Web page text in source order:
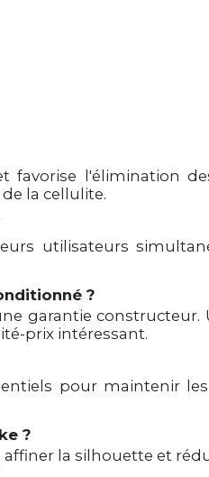
l'élimination
la cellulite.
utilisateurs
?
garantie constructeur.
prix intéressant.
pour maintenir
?
la silhouette et